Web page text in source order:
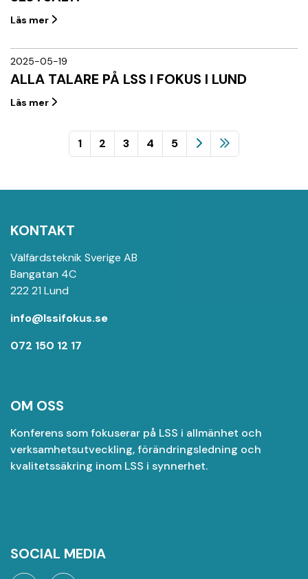
Läs mer
2025-05-19
ALLA TALARE PÅ LSS I FOKUS I LUND
Läs mer
1 2 3 4 5
KONTAKT
Välfärdsteknik Sverige AB
Bangatan 4C
222 21 Lund
info@lssifokus.se
072 150 12 17
OM OSS
Konferens som fokuserar på LSS i allmänhet och
verksamhetsutveckling, förändringsledning och
kvalitetssäkring inom LSS i synnerhet.
SOCIAL MEDIA